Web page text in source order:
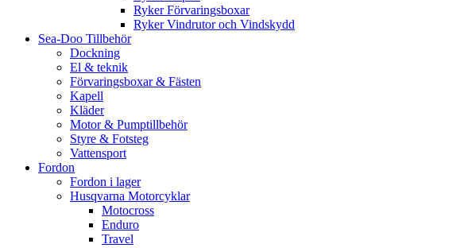
Ryker Förvaringsboxar
Ryker Vindrutor och Vindskydd
Sea-Doo Tillbehör
Dockning
El & teknik
Förvaringsboxar & Fästen
Kapell
Kläder
Motor & Pumptillbehör
Styre & Fotsteg
Vattensport
Fordon
Fordon i lager
Husqvarna Motorcyklar
Motocross
Enduro
Travel